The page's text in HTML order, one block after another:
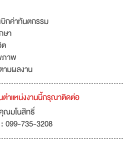
กค่าทันตกรรม
ษา
ภาพ
ามผลงาน
ตำแหน่งงานนี้กรุณาติดต่อ
ณมโนสิทธิ์
099-735-3208